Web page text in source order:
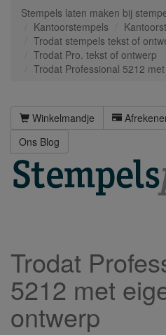
Stempels laten maken bij
Kantoorstempels
Trodat stempels tekst of
Trodat Pro. tekst of ontwerp
Trodat Professional 5212
Winkelmandje
Ons Blog
Trodat
5212 met
ontwerp